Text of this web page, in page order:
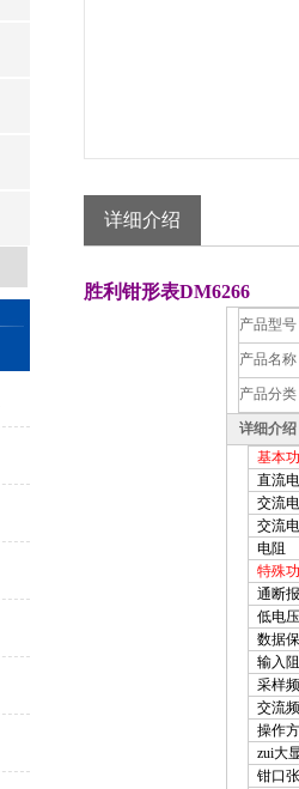
详细介绍
胜利钳形表DM6266
产品型号
产品名称
产品分类
详细介绍
基本
直流
交流
交流
电阻
特殊
通断
低电
数据
输入
采样
交流
操作
zui大
钳口